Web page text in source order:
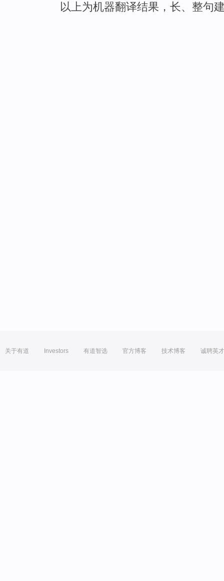
以上为机器翻译结果，长、整句
关于有道 Investors 有道智选 官方博客 技术博客 诚聘英才